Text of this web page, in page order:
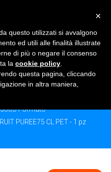
FRUIT
PET - 1 PZ
Formato
PUREE75 CL PET - 1 pz
×
questo utilizzati si avvalgono
ed utili alle finalità illustrate
di più o negare il consenso
la cookie policy
questa pagina, cliccando
in altra maniera,